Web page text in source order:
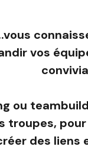
vos
ou
troupes,
des liens